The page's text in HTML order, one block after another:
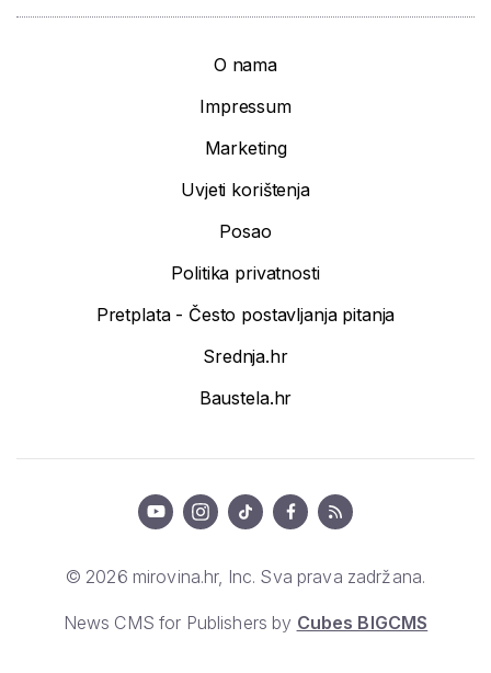
O nama
Impressum
Marketing
Uvjeti korištenja
Posao
Politika privatnosti
Pretplata - Često postavljanja pitanja
Srednja.hr
Baustela.hr
© 2026 mirovina.hr, Inc. Sva prava zadržana.
News CMS for Publishers by Cubes BIGCMS